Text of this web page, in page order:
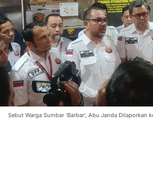
Sebut Warga Sumbar ‘Barbar’, Abu Janda Dilaporkan